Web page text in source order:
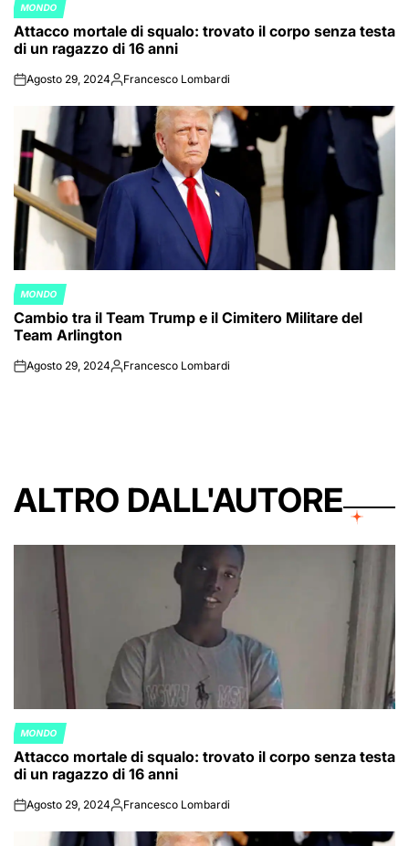
POSTED
IN
MONDO
Attacco mortale di squalo: trovato il corpo senza testa
di un ragazzo di 16 anni
onAgosto 29, 2024Posted
Francesco Lombardi
POSTED
IN
MONDO
Cambio tra il Team Trump e il Cimitero Militare del
Team Arlington
onAgosto 29, 2024Posted
Francesco Lombardi
ALTRO DALL'AUTORE
POSTED
IN
MONDO
Attacco mortale di squalo: trovato il corpo senza testa
di un ragazzo di 16 anni
onAgosto 29, 2024Posted
Francesco Lombardi